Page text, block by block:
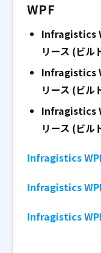
WPF
Infragistics
リース (ビル
Infragistics
リース (ビル
Infragistics
リース (ビル
Infragistics
Infragistics
Infragistics